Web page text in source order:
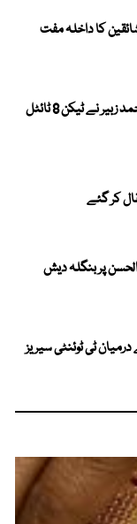
کا داخلہ مفت
ای اسپورٹس ورلڈ کپ؛ پاکستان کے محمد زبیر نے ٹیکن 8 ٹائٹل
کر گئے
پر بنگلہ دیش
کے درمیان ٹی ٹوئنٹی سیریز